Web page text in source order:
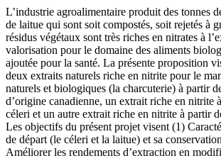
L’industrie agroalimentaire produit des tonnes
de laitue qui sont soit compostés, soit rejetés à
résidus végétaux sont très riches en nitrates à
valorisation pour le domaine des aliments
ajoutée pour la santé. La présente proposition
deux extraits naturels riche en nitrite pour le
naturels et biologiques (la charcuterie) à partir
d’origine canadienne, un extrait riche en nitrite
céleri et un autre extrait riche en nitrite à partir
Les objectifs du présent projet visent (1)
de départ (le céleri et la laitue) et sa
Améliorer les rendements d’extraction en